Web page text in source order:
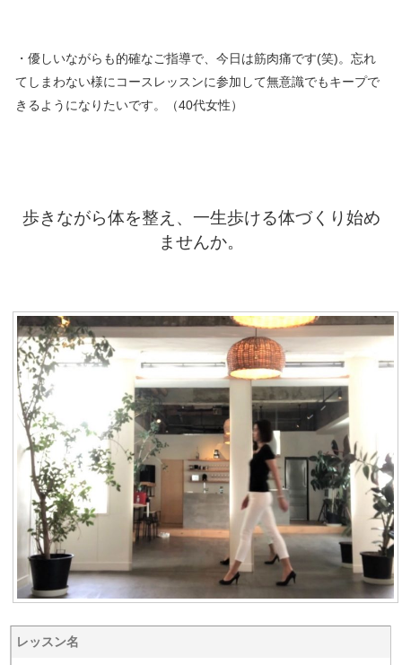
・優しいながらも的確なご指導で、今日は筋肉痛です(笑)。忘れ
てしまわない様にコースレッスンに参加して無意識でもキープで
きるようになりたいです。（40代女性）
歩きながら体を整え、一生歩ける体づくり始め
ませんか。
レッスン名